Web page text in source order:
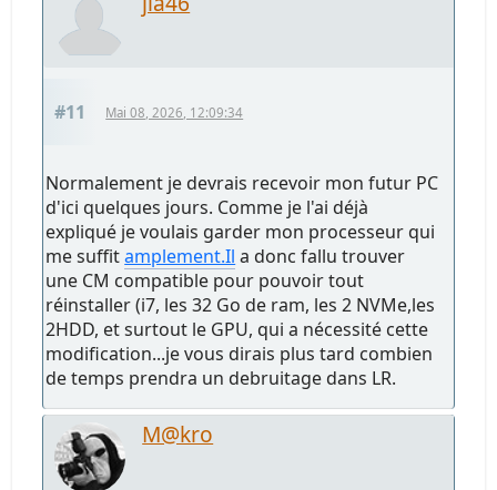
#11 Mai 08, 2026, 12:09:34
Normalement je devrais recevoir mon futur PC
d'ici quelques jours. Comme je l'ai déjà
expliqué je voulais garder mon processeur qui
me suffitamplement.Il a donc fallu trouver
une CM compatible pour pouvoir tout
réinstaller (i7, les 32 Go de ram, les 2 NVMe,les
2HDD, et surtout le GPU, qui a nécessité cette
modification...je vous dirais plus tard combien
de temps prendra un debruitage dans LR.
M@kro